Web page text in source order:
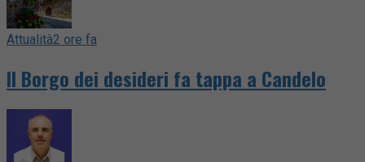
Attualità2 ore fa
Il Borgo dei desideri fa tappa a Candelo